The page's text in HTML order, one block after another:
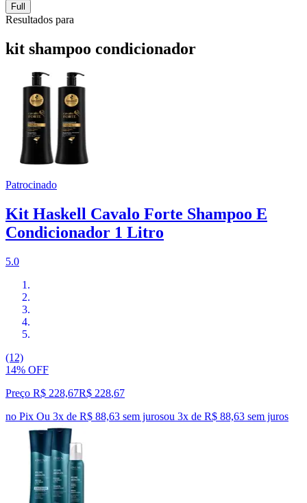
Full
Resultados para
kit shampoo condicionador
Patrocinado
Kit Haskell Cavalo Forte Shampoo E
Condicionador 1 Litro
5.0
(12)
14% OFF
Preço R$ 228,67R$ 228,67
no Pix Ou 3x de R$ 88,63 sem jurosou 3x de R$ 88,63 sem juros